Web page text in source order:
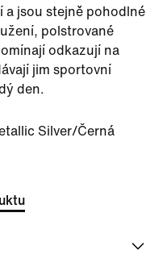
a jsou stejně pohodlné
polstrované
odkazují na
jim sportovní
den.
Silver/Černá